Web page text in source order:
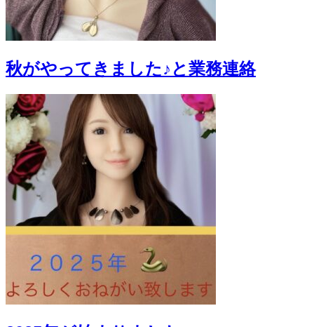
秋がやってきました♪と業務連絡